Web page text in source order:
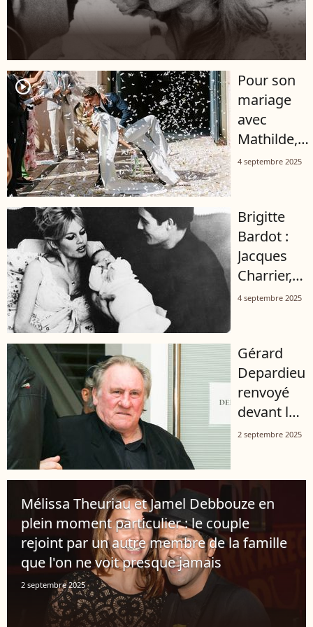
player2
Pour son
mariage
avec
Mathilde,
Dylan, le
a choisi un
joyau
luxueux de
la Côte
d'Azur
4 septembre 2025
Brigitte
Bardot :
Jacques
Charrier,
le père de
nous a
quittés à
88 ans
4 septembre 2025
Gérard
Depardieu
renvoyé
devant la
justice, la
ami réagit
: "J'ai du
mal à
2 septembre 2025
Mélissa Theuriau et Jamel Debbouze en
plein moment particulier : le couple
rejoint par un autre membre de la famille
que l'on ne voit presque jamais
2 septembre 2025